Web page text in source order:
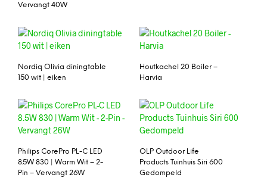
Vervangt 40W
Nordiq Olivia diningtable
150 wit | eiken
Houtkachel 20 Boiler –
Harvia
Philips CorePro PL-C LED
8.5W 830 | Warm Wit – 2-
Pin – Vervangt 26W
OLP Outdoor Life
Products Tuinhuis Siri 600
Gedompeld